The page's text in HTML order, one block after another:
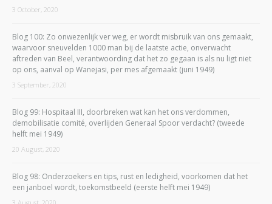
3 October, 2020
Blog 100: Zo onwezenlijk ver weg, er wordt misbruik van ons gemaakt,
waarvoor sneuvelden 1000 man bij de laatste actie, onverwacht
aftreden van Beel, verantwoording dat het zo gegaan is als nu ligt niet
op ons, aanval op Wanejasi, per mes afgemaakt (juni 1949)
3 September, 2020
Blog 99: Hospitaal III, doorbreken wat kan het ons verdommen,
demobilisatie comité, overlijden Generaal Spoor verdacht? (tweede
helft mei 1949)
20 August, 2020
Blog 98: Onderzoekers en tips, rust en ledigheid, voorkomen dat het
een janboel wordt, toekomstbeeld (eerste helft mei 1949)